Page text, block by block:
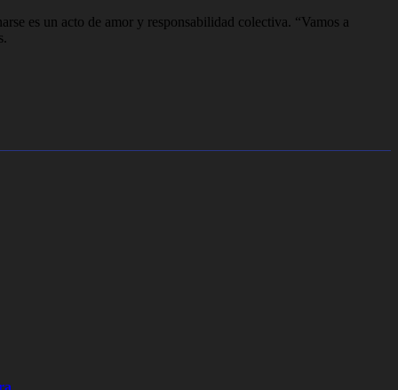
es un acto de amor y responsabilidad colectiva. “Vamos a